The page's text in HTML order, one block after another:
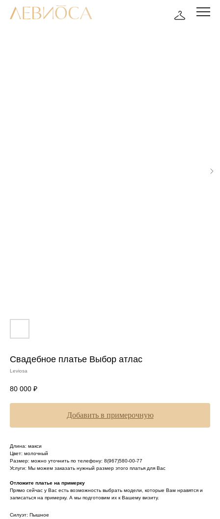
Свадебное платье Выбор атлас
Leviosa
80 000 ₽
Добавить в примерочную
Длина: макси
Цвет: молочный
Размер: можно уточнить по телефону: 8(967)580-00-77
Услуги: Мы можем заказать нужный размер этого платья для Вас
Отложите платье на примерку
Прямо сейчас у Вас есть возможность выбрать модели, которые Вам нравятся и
записаться на примерку. А мы подготовим их к Вашему визиту.
Силуэт: Пышное